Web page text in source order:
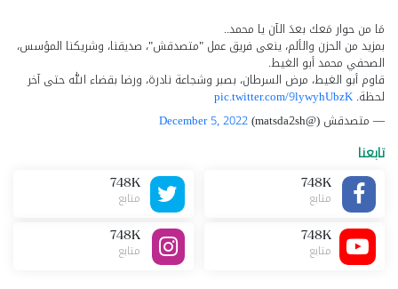
مَا من حوار مَعك بعدَ الآن يا محمد..
بمزيد من الحزن والألم، ينعى فريق عمل "متصدقش"، صديقنا، وشريكنا المؤسس،
الصحفي محمد أبو الغيط.
قاوم أبو الغيط، مرض السرطان، بصبر وشجاعة نادرة، ورضا بقضاء الله حتى آخر
لحظة. pic.twitter.com/9lywyhUbzK
— متصدقش (@matsda2sh)
December 5, 2022
تابعنا
748K
متابع
748K
متابع
748K
متابع
748K
متابع